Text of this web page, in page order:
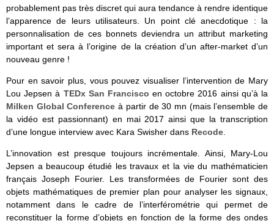
probablement pas très discret qui aura tendance à rendre identique
l’apparence de leurs utilisateurs. Un point clé anecdotique : la
personnalisation de ces bonnets deviendra un attribut marketing
important et sera à l’origine de la création d’un after-market d’un
nouveau genre !
Pour en savoir plus, vous pouvez visualiser l’intervention de Mary
Lou Jepsen à TEDx San Francisco en octobre 2016 ainsi qu’à la
Milken Global Conference à partir de 30 mn (mais l’ensemble de
la vidéo est passionnant) en mai 2017 ainsi que la transcription
d’une longue interview avec Kara Swisher dans Recode.
L’innovation est presque toujours incrémentale. Ainsi, Mary-Lou
Jepsen a beaucoup étudié les travaux et la vie du mathématicien
français Joseph Fourier. Les transformées de Fourier sont des
objets mathématiques de premier plan pour analyser les signaux,
notamment dans le cadre de l’interférométrie qui permet de
reconstituer la forme d’objets en fonction de la forme des ondes